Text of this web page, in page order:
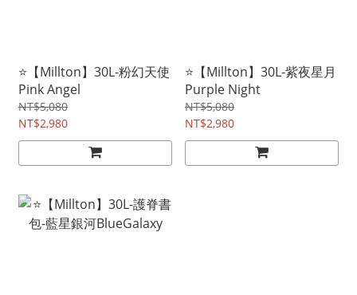
⭐【Millton】30L-粉幻天使
Pink Angel
NT$5,080
NT$2,980
⭐【Millton】30L-紫夜星月
Purple Night
NT$5,080
NT$2,980